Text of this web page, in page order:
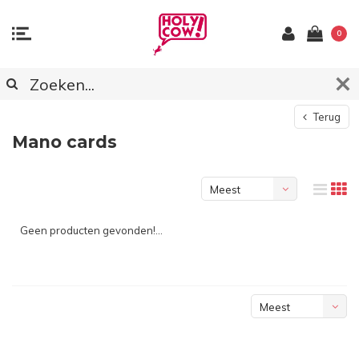
0
Terug
Mano cards
Meest
Geen producten gevonden!...
Meest